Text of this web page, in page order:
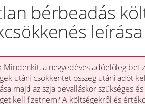
bérbeadás
leírása
Mindenkit, a negyedéves adóelőleg
utáni csökkentet összeg utáni adót
majd az szja bevalláskor szükséges
kell fizetnem? A költségekről és